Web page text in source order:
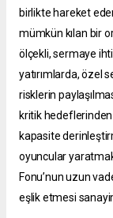
birlikte hareket
mümkün kılan bir
ölçekli, sermaye
yatırımlarda, özel
risklerin
kritik
kapasite
oyuncular
Fonu’nun uzun
eşlik etmesi